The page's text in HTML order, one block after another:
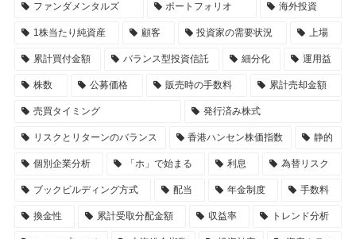
ファンダメンタルズ ポートフォリオ 海外投資
1株当たり純資産 顧客 投資家の需要状況 上場
累計買付金額 バランス型投資信託 細分化 運用益
株数 公募価格 販売時の手数料 累計売却金額
売買タイミング 発行済み株式
リスクとリターンのバランス 香港ハンセン株価指数 静的
個別企業分析 「ホ」で始まる 利息 為替リスク
ブックビルディング方式 配当 年金制度 手数料
換金性 累計受取分配金額 収益率 トレンド分析